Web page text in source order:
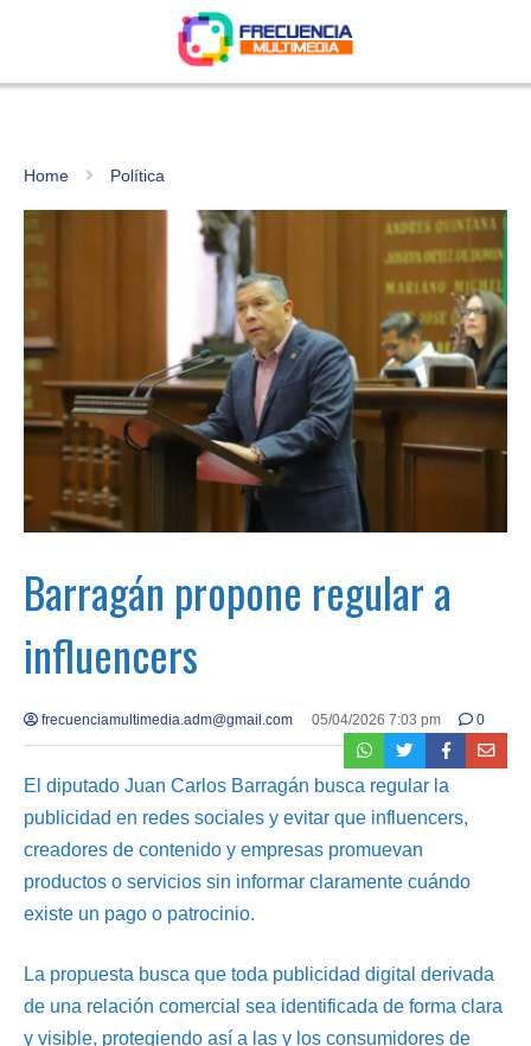
Home Política
Barragán propone regular a
influencers
frecuenciamultimedia.adm@gmail.com 05/04/2026 7:03 pm 0
El diputado Juan Carlos Barragán busca regular la
publicidad en redes sociales y evitar que influencers,
creadores de contenido y empresas promuevan
productos o servicios sin informar claramente cuándo
existe un pago o patrocinio.
La propuesta busca que toda publicidad digital derivada
de una relación comercial sea identificada de forma clara
y visible, protegiendo así a las y los consumidores de